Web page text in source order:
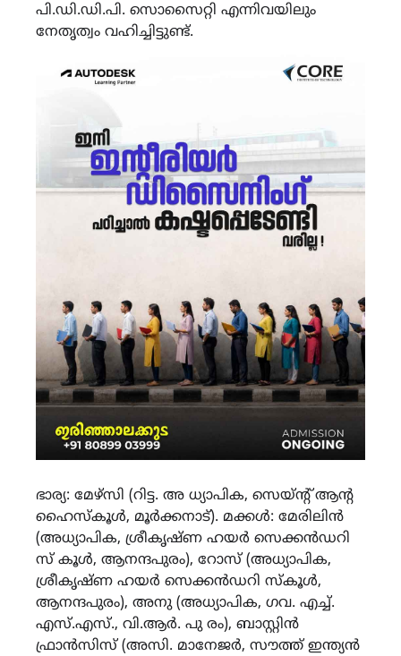
പി.ഡി.ഡി.പി. സൊസൈറ്റി എന്നിവയിലും
നേതൃത്വം വഹിച്ചിട്ടുണ്ട്.
ഭാര്യ: മേഴ്‌സി (റിട്ട. അ ധ്യാപിക, സെയ്ന്റ് ആന്റ
ഹൈസ്കൂ‌ൾ, മൂർക്കനാട്). മക്കൾ: മേരിലിൻ
(അധ്യാപിക, ശ്രീകൃഷ്ണ ഹയർ സെക്കൻഡറി
സ് കൂൾ, ആനന്ദപുരം), റോസ് (അധ്യാപിക,
ശ്രീകൃഷ്ണ ഹയർ സെക്കൻഡറി സ്കൂൾ,
ആനന്ദപുരം), അനു (അധ്യാപിക, ഗവ. എച്ച്.
എസ്.എസ്., വി.ആർ. പു രം), ബാസ്റ്റിൻ
ഫ്രാൻസിസ് (അസി. മാനേജർ, സൗത്ത് ഇന്ത്യൻ